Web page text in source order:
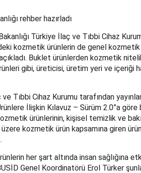
rehber hazırladı
Türkiye İlaç ve Tıbbi Cihaz
kozmetik ürünlerin de genel kozmetik
Buklet ürünlerden kozmetik
gibi, üreticisi, üretim yeri ve içeriği
Tıbbi Cihaz Kurumu tarafından
İlişkin Kılavuz – Sürüm 2.0”a
ürünlerinin, kişisel temizlik ve
kozmetik ürün kapsamına giren
her şart altında insan sağlığına
Genel Koordinatörü Erol Türker